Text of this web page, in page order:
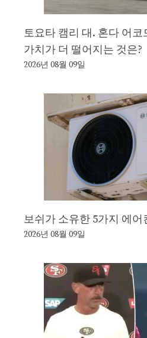
토요타 캠리 대. 혼다 어코
가치가 더 떨어지는 것은?
2026년 08월 09일
보쉬가 소유한 5가지 에어
2026년 08월 09일